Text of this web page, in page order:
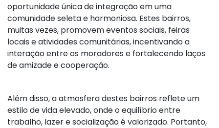
oportunidade única de integração em uma
comunidade seleta e harmoniosa. Estes bairros,
muitas vezes, promovem eventos sociais, feiras
locais e atividades comunitárias, incentivando a
interação entre os moradores e fortalecendo laços
de amizade e cooperação.
Além disso, a atmosfera destes bairros reflete um
estilo de vida elevado, onde o equilíbrio entre
trabalho, lazer e socialização é valorizado. Portanto,